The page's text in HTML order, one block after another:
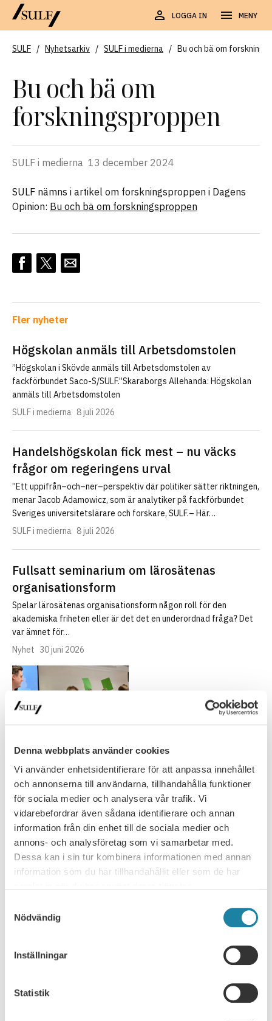
Denna webbplats använder cookies
Vi använder enhetsidentifierare för att anpassa innehållet
och annonserna till användarna, tillhandahålla funktioner
för sociala medier och analysera vår trafik. Vi
vidarebefordrar även sådana identifierare och annan
information från din enhet till de sociala medier och
annons- och analysföretag som vi samarbetar med.
Dessa kan i sin tur kombinera informationen med annan
information som du har tillhandahållit eller som de har
Nödvändig
Inställningar
Statistik
LOGGA IN MENY
SULF / Nyhetsarkiv / SULF i medierna / Bu och bä om
Bu och bä om
forskningsproppen
SULF i medierna 13 december 2024
SULF nämns i artikel om forskningsproppen i Dagens
Opinion: Bu och bä om forskningsproppen
Fler nyheter
Högskolan anmäls till Arbetsdomstolen
”Högskolan i Skövde anmäls till Arbetsdomstolen av
fackförbundet Saco-S/SULF.”Skaraborgs Allehanda: Högskolan
anmäls till Arbetsdomstolen
SULF i medierna 8 juli 2026
Handelshögskolan fick mest – nu väcks
frågor om regeringens urval
”Ett uppifrån–och–ner–perspektiv där politiker sätter riktningen,
menar Jacob Adamowicz, som är analytiker på fackförbundet
Sveriges universitetslärare och forskare, SULF.– Här…
SULF i medierna 8 juli 2026
Fullsatt seminarium om lärosätenas
organisationsform
Spelar lärosätenas organisationsform någon roll för den
akademiska friheten eller är det det en underordnad fråga? Det
var ämnet för…
Nyhet 30 juni 2026
NYHETSARKIV
Ledare i Universitetsläraren
Nyhet
Rapport
Remissvar